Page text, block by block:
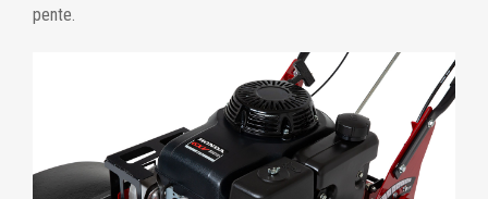
pente.